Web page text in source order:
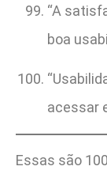
“A
boa
acessar
Essas são